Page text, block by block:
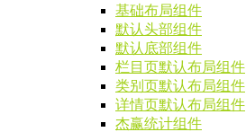
基础布局组件
默认头部组件
默认底部组件
栏目页默认布局组件
类别页默认布局组件
详情页默认布局组件
杰赢统计组件